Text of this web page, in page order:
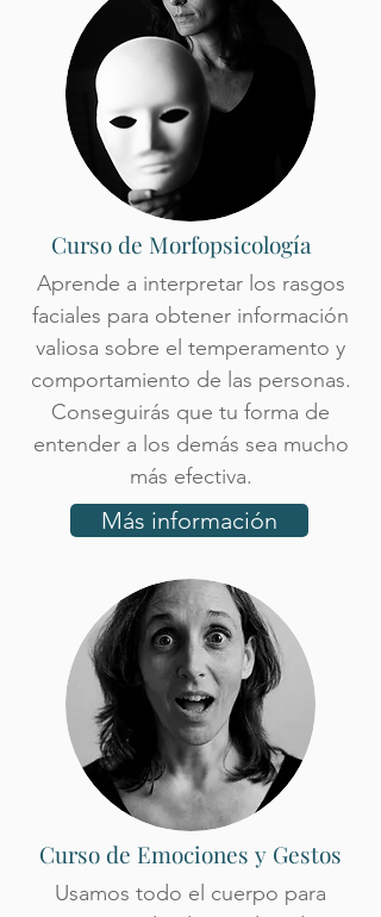
Curso de Morfopsicología
Aprende a interpretar los rasgos
faciales para obtener información
valiosa sobre el temperamento y
comportamiento de las personas.
Conseguirás que tu forma de
entender a los demás sea mucho
más efectiva.
Más información
Curso de Emociones y Gestos
Usamos todo el cuerpo para